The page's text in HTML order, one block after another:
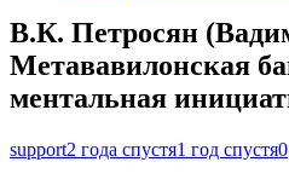
В.К. Петросян
Метававилонская
ментальная
support2 года спустя1 год спустя0